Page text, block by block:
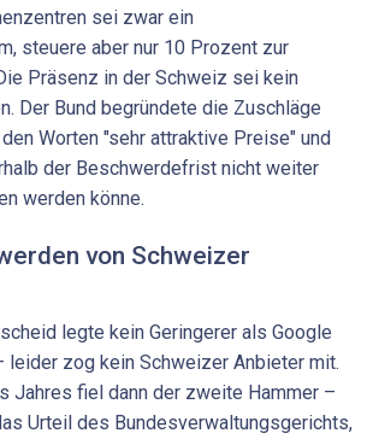
sei zwar ein
steuere aber nur 10 Prozent zur
Präsenz in der Schweiz sei kein
Der Bund begründete die Zuschläge
Worten "sehr attraktive Preise" und
der Beschwerdefrist nicht weiter
werden könne.
von Schweizer
legte kein Geringerer als Google
leider zog kein Schweizer Anbieter mit.
Jahres fiel dann der zweite Hammer –
Urteil des Bundesverwaltungsgerichts,